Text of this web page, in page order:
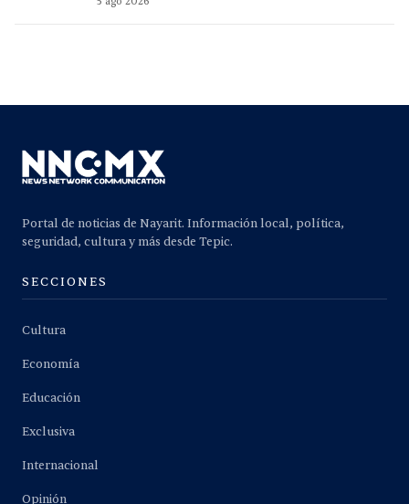
Portal de noticias de Nayarit. Información local, política,
seguridad, cultura y más desde Tepic.
SECCIONES
Cultura
Economía
Educación
Exclusiva
Internacional
Opinión